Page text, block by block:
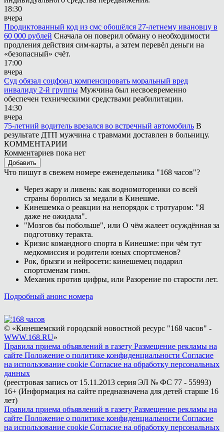
18:30
вчера
Продиктованный код из смс обошёлся 27-летнему ивановцу в
60 000 рублей Сначала он поверил обману о необходимости
продления действия сим-карты, а затем перевёл деньги на
«безопасный» счёт.
17:00
вчера
Суд обязал соцфонд компенсировать моральный вред
инвалиду 2-й группы Мужчина был несвоевременно
обеспечен техническими средствами реабилитации.
14:30
вчера
75-летний водитель врезался во встречный автомобиль В
результате ДТП мужчина с травмами доставлен в больницу.
КОММЕНТАРИИ
Комментариев пока нет
Добавить
Что пишут в свежем номере еженедельника "168 часов"?
Через жару и ливень: как водномоторники со всей
страны боролись за медали в Кинешме.
Кинешемка о реакции на непорядок с тротуаром: "Я
даже не ожидала".
"Мозгов бы побольше", или О чём жалеет осуждённая за
подготовку теракта.
Кризис командного спорта в Кинешме: при чём тут
медкомиссия и родители юных спортсменов?
Рок, брызги и нейросети: кинешемец подарил
спортсменам гимн.
Механик против цифры, или Разорение по старости лет.
Подробный анонс номера
© «Кинешемский городской новостной ресурс "168 часов" -
WWW.168.RU»
Правила приема объявлений в газету Размещение рекламы на
сайте Положение о политике конфиденциальности Согласие
на использование cookie Согласие на обработку персональных
данных
(реестровая запись от 15.11.2013 серия ЭЛ № ФС 77 - 55993)
16+ (Информация на сайте предназначена для детей старше 16
лет)
Правила приема объявлений в газету Размещение рекламы на
сайте Положение о политике конфиденциальности Согласие
на использование cookie Согласие на обработку персональных